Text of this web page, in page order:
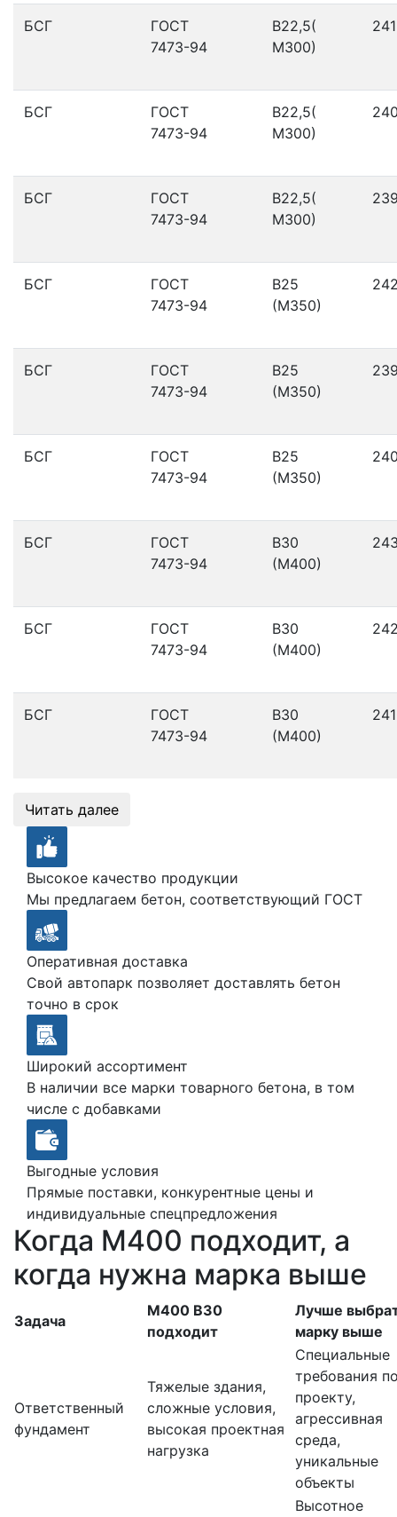
БСГ
ГОСТ
7473-94
В22,5(
М300)
БСГ
ГОСТ
7473-94
В22,5(
М300)
БСГ
ГОСТ
7473-94
В22,5(
М300)
БСГ
ГОСТ
7473-94
В25
(М350)
БСГ
ГОСТ
7473-94
В25
(М350)
БСГ
ГОСТ
7473-94
В25
(М350)
БСГ
ГОСТ
7473-94
В30
(М400)
БСГ
ГОСТ
7473-94
В30
(М400)
БСГ
ГОСТ
7473-94
В30
(М400)
Читать далее
Высокое качество продукции
Мы предлагаем бетон, соответствующий ГОСТ
Оперативная доставка
Свой автопарк позволяет доставлять бетон
точно в срок
Широкий ассортимент
В наличии все марки товарного бетона, в том
числе с добавками
Выгодные условия
Прямые поставки, конкурентные цены и
индивидуальные спецпредложения
Когда М400 подходит, а
когда нужна марка выше
Задача
М400 В30
подходит
Лучше
марку выше
Ответственный
фундамент
Тяжелые здания,
сложные условия,
высокая проектная
нагрузка
Специальные
требования
проекту,
агрессивная
среда,
уникальные
объекты
Высотное